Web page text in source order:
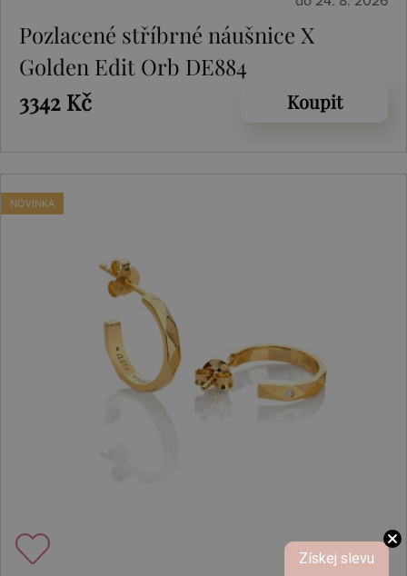
Pozlacené stříbrné náušnice X
Golden Edit Orb DE884
3342 Kč
Koupit
NOVINKA
Získej slevu